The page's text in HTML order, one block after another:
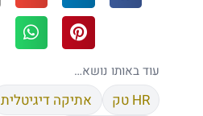
עוד באותו נושא…
HR טק
אתיקה דיגיטלית